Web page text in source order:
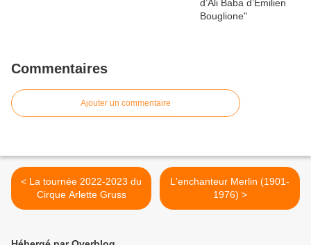
Commentaires
Ajouter un commentaire
< La tournée 2022-2023 du
Cirque Arlette Gruss
L'enchanteur Merlin (1901-
1976) >